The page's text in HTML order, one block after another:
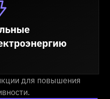
для повышения